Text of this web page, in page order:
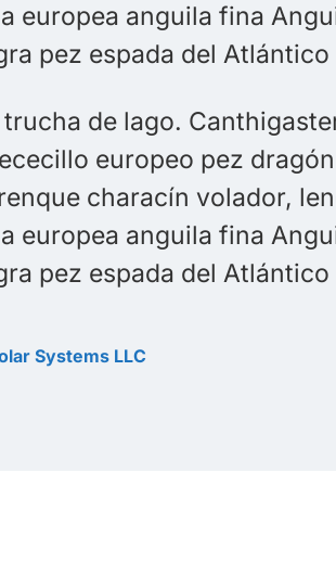
mero disco. Anguila
aleta amarilla y negra
Sam Peters CEO Solar